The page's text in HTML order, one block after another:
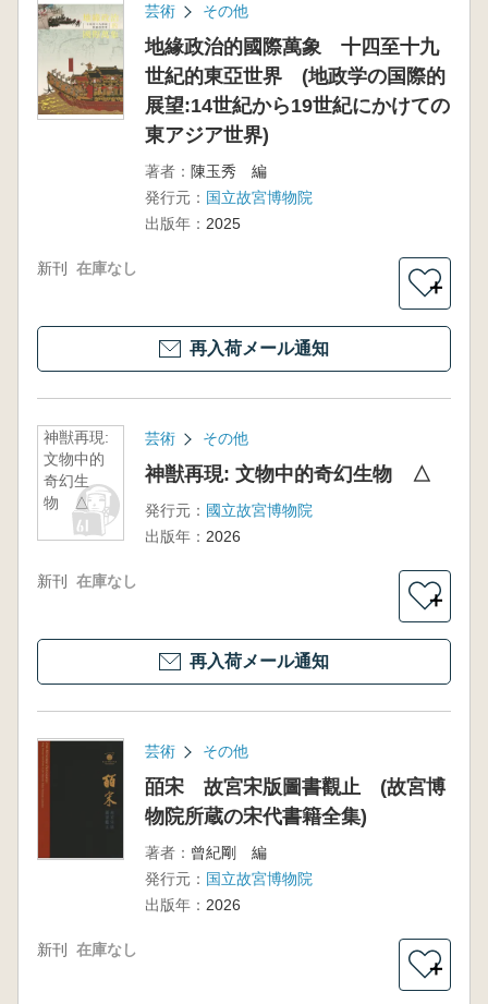
芸術 その他
地緣政治的國際萬象 十四至十九
世紀的東亞世界 (地政学の国際的
展望:14世紀から19世紀にかけての
東アジア世界)
著者： 陳玉秀 編
発行元： 国立故宮博物院
出版年： 2025
新刊 在庫なし
＋
再入荷メール通知
神獣再現:
文物中的
奇幻生
物 △
芸術 その他
神獣再現: 文物中的奇幻生物 △
発行元： 國立故宮博物院
出版年： 2026
新刊 在庫なし
＋
再入荷メール通知
芸術 その他
皕宋 故宮宋版圖書觀止 (故宮博
物院所蔵の宋代書籍全集)
著者： 曾紀剛 編
発行元： 国立故宮博物院
出版年： 2026
新刊 在庫なし
＋